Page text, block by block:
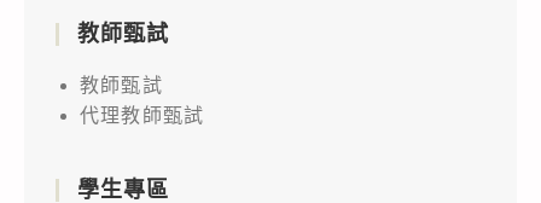
教師甄試
教師甄試
代理教師甄試
學生專區